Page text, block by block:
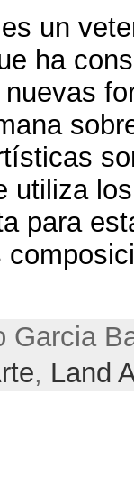
un
ha
utiliza
para
Garcia
, Land